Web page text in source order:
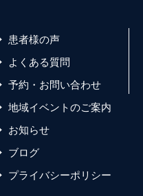
患者様の声
よくある質問
予約・お問い合わせ
地域イベントのご案内
お知らせ
ブログ
プライバシーポリシー